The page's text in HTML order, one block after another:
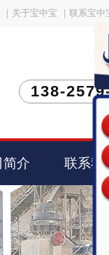
关于宝中宝 联系宝中
138-
简介 联系我